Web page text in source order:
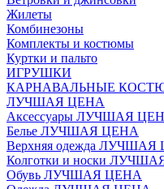
Жилеты
Комбинезоны
Комплекты и костюмы
Куртки и пальто
ИГРУШКИ
КАРНАВАЛЬНЫЕ
ЛУЧШАЯ ЦЕНА
Аксессуары ЛУЧШАЯ
Белье ЛУЧШАЯ ЦЕНА
Верхняя одежда ЛУЧШАЯ
Колготки и носки
Обувь ЛУЧШАЯ ЦЕНА